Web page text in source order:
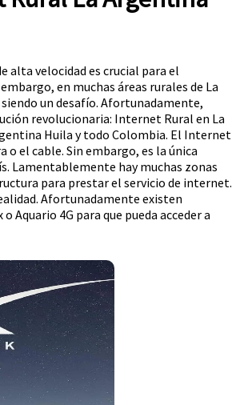
alta velocidad es crucial para el
en muchas áreas rurales de La
un desafío. Afortunadamente,
revolucionaria: Internet Rural en La
Huila y todo Colombia. El Internet
el cable. Sin embargo, es la única
Lamentablemente hay muchas zonas
para prestar el servicio de internet.
Afortunadamente existen
4G para que pueda acceder a